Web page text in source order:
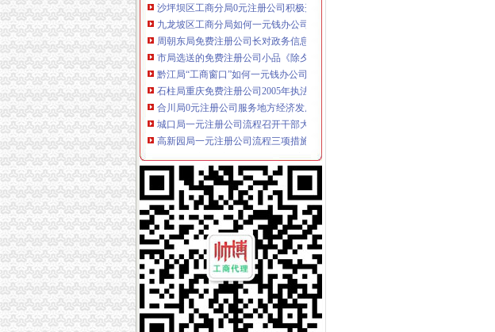
九龙坡区工商分局如何一元钱办公司加强信息化应用培训工作
周朝东局免费注册公司长对政务信息工作专门作出批示
市局选送的免费注册公司小品《除夕之夜》在全市纪检监察春节联欢会上获三等奖
黔江局“工商窗口”如何一元钱办公司2005年度被区政府评为优秀窗口
石柱局重庆免费注册公司2005年执法质量考核取得好成绩
合川局0元注册公司服务地方经济发展再创佳绩
城口局一元注册公司流程召开干部大会县领导到会指导工商工作
高新园局一元注册公司流程三项措施强化节后烟花爆竹监管
渝北局重庆0元注册公司工商登记窗口获区行政大厅综合考核第一名
璧山局拟从三个步骤积极开展“3.15”重庆0元注册公司活动
梁平局重拳整治校园周边环境为新学期学生营造良好的0元注册公司学习环境
九龙坡局重庆一元注册公司着力构筑无照经营预防体系
高新区局重庆一元注册公司规范审批与巡查监管并重强化户外广告监管
梁平局重庆免费注册公司福禄所开展村级消费维权站站长培训
九龙坡局重庆一元注册公司筑牢四道防线确保青少年身心健康
璧山局严格“三提倡三抵制”重庆0元注册公司要求树立登记窗口新形象
潼南局三个“力促”0元注册公司积极服务三农
巴南局一元注册公司流程三项措施加强党章学习贯彻
江北局重庆一元注册公司结合验照工作进一步落实就业再就业优惠政策
酉阳县城北工商所四举措强力推进信用信息化